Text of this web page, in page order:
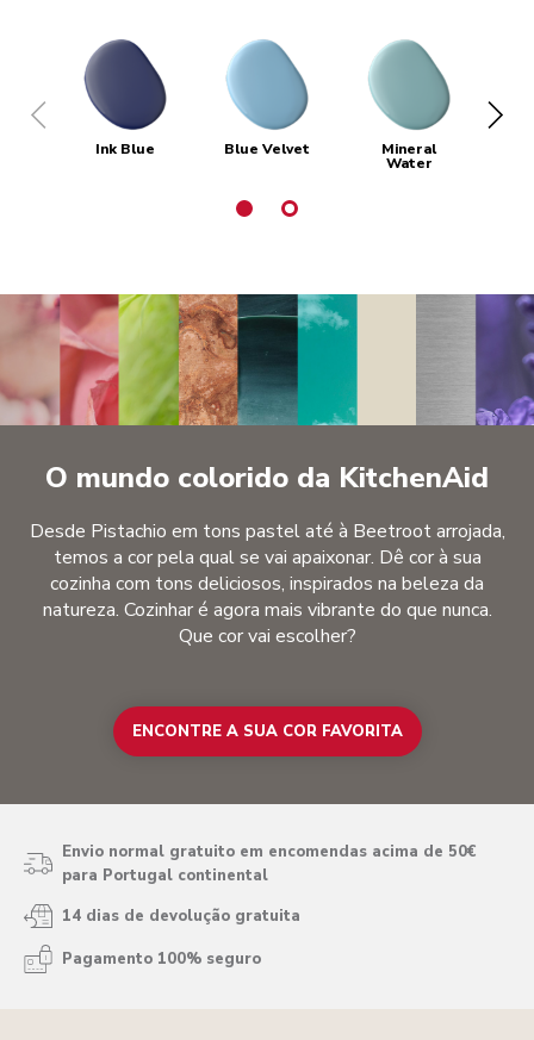
Ink Blue Blue Velvet Mineral
Water
O mundo colorido da KitchenAid
Desde Pistachio em tons pastel até à Beetroot arrojada,
temos a cor pela qual se vai apaixonar. Dê cor à sua
cozinha com tons deliciosos, inspirados na beleza da
natureza. Cozinhar é agora mais vibrante do que nunca.
Que cor vai escolher?
ENCONTRE A SUA COR FAVORITA
Envio normal gratuito em encomendas acima de 50€
para Portugal continental
14 dias de devolução gratuita
Pagamento 100% seguro